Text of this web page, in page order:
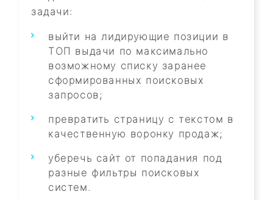
задачи:
выйти на лидирующие позиции в
ТОП выдачи по максимально
возможному списку заранее
сформированных поисковых
запросов;
превратить страницу с текстом в
качественную воронку продаж;
уберечь сайт от попадания под
разные фильтры поисковых
систем.